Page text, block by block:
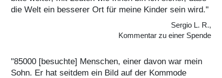
die Welt ein besserer Ort für meine Kinder sein wird."
Sergio L. R.,
Kommentar zu einer Spende
"85000 [besuchte] Menschen, einer davon war mein
Sohn. Er hat seitdem ein Bild auf der Kommode